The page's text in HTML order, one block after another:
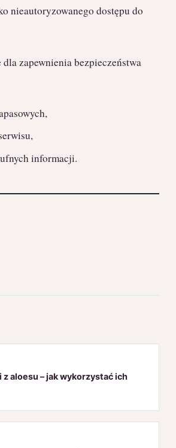
nieautoryzowanego dostępu do
zapewnienia bezpieczeństwa
informacji.
aloesu – jak wykorzystać ich